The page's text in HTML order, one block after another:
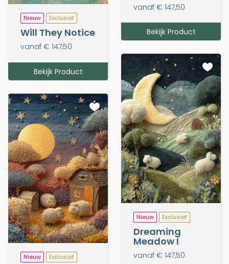
Nieuw Exclusief
Will They Notice
vanaf € 147,50
Bekijk Product
vanaf € 147,50
Bekijk Product
Nieuw Exclusief
Dreaming
Meadow I
vanaf € 147,50
Nieuw Exclusief